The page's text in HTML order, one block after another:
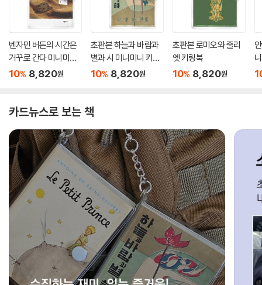
벤자민 버튼의 시간은
거꾸로 간다 미니미니
키링북
10% 8,820원
초판본 하늘과 바람과
별과 시 미니미니 키링
북
10% 8,820원
초판본 로미오와 줄리
엣 키링북
10% 8,820원
카드뉴스로 보는 책